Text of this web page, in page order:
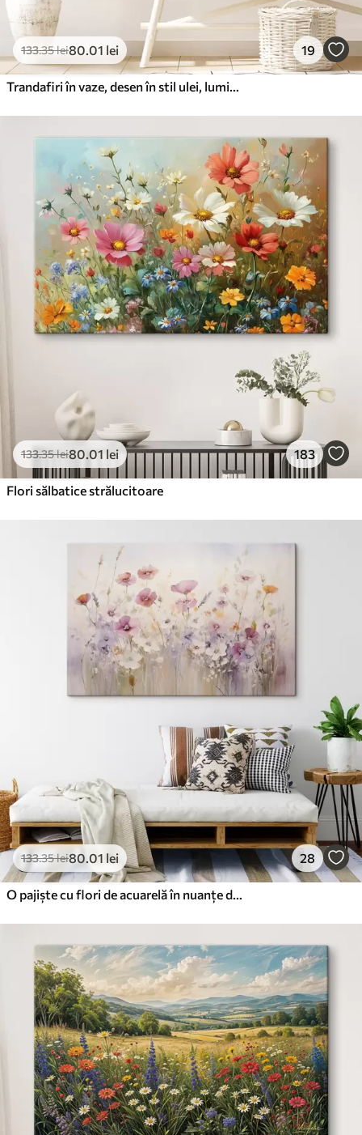
133.35lei80.01 lei 19
Trandafiri în vaze, desen în stil ulei, lumina blândă a soarelui, lămâi, primăvară
133.35lei80.01 lei 183
Flori sălbatice strălucitoare
133.35lei80.01 lei 28
O pajiște cu flori de acuarelă în nuanțe delicate de roz, violet și alb, creând o atmosferă de lejeritate și armonie